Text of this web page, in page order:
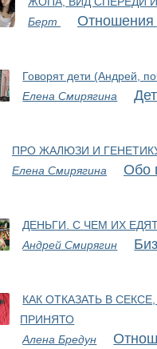
Берт
Говорят дети (Андрей,
Елена Смирягина
ПРО ЖАЛЮЗИ И
Елена Смирягина Обо
ДЕНЬГИ. С ЧЕМ ИХ
Андрей Смирягин
КАК ОТКАЗАТЬ В
ПРИНЯТО
Алена Бредун